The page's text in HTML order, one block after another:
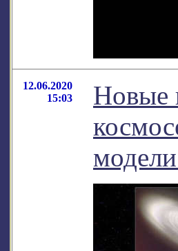
12.06.2020
15:03
Новые